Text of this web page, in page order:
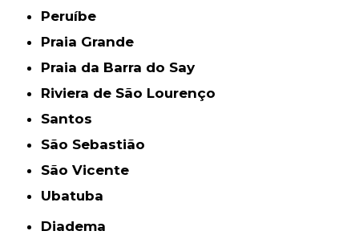
Peruíbe
Praia Grande
Praia da Barra do Say
Riviera de São Lourenço
Santos
São Sebastião
São Vicente
Ubatuba
Diadema